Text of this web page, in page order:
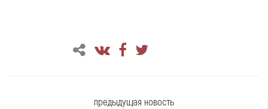
предыдущая новость